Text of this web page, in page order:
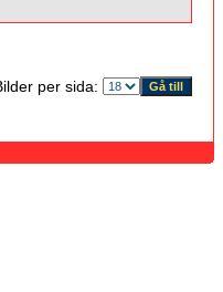
per sida: